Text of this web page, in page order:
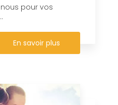
pour vos
En savoir plus